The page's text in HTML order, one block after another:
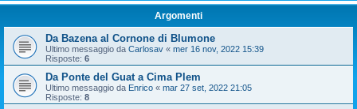
Argomenti
Da Bazena al Cornone di Blumone
Ultimo messaggio da Carlosav « mer 16 nov, 2022 15:39
Risposte: 6
Da Ponte del Guat a Cima Plem
Ultimo messaggio da Enrico « mar 27 set, 2022 21:05
Risposte: 8